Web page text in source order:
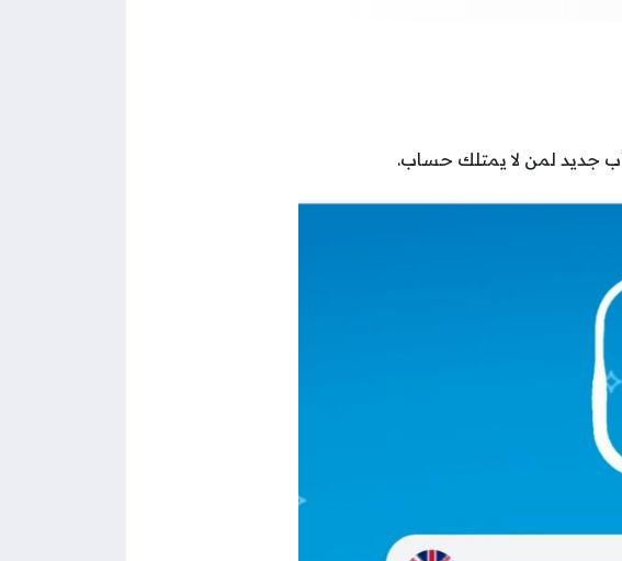
جديد لمن لا يمتلك حساب.